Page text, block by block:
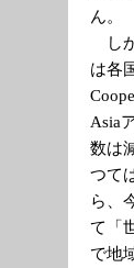
ん。
し
は各
Asia
数は
つて
ら、
て「
で地